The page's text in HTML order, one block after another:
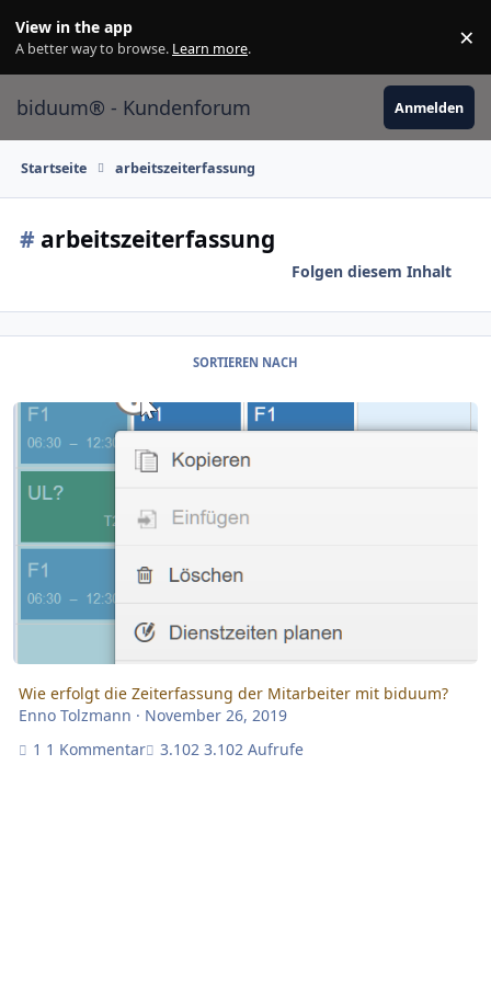
View in the app
A better way to browse. Learn more. ×
biduum® - Kundenforum Anmelden
Startseite arbeitszeiterfassung
# arbeitszeiterfassung
Folgen diesem Inhalt
SORTIEREN NACH
Wie erfolgt die Zeiterfassung der Mitarbeiter mit biduum?
Wie erfolgt die Zeiterfassung der Mitarbeiter mit biduum?
Enno Tolzmann · November 26, 2019
1 Kommentar
3.102 Aufrufe